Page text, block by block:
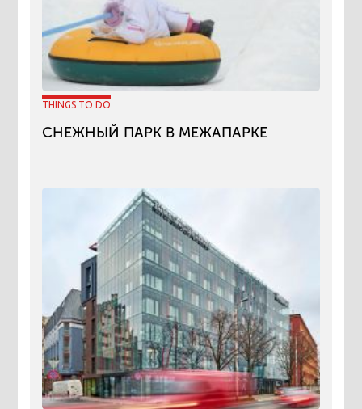
THINGS TO DO
СНЕЖНЫЙ ПАРК В МЕЖАПАРКЕ